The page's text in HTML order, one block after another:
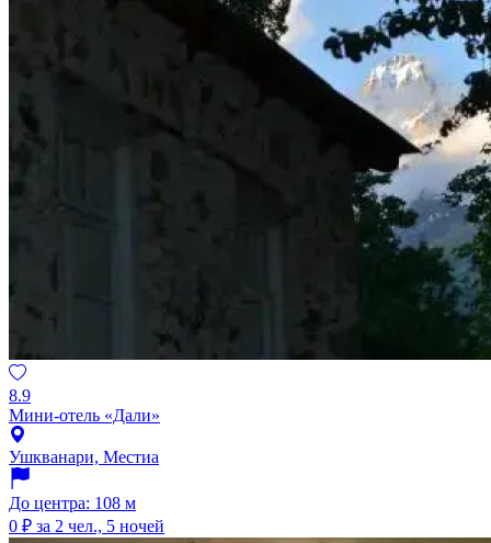
8.9
Мини-отель «Дали»
Ушкванари, Местиа
До центра: 108 м
0 ₽ за 2 чел., 5 ночей